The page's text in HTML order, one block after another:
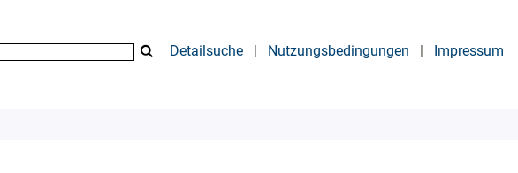
Detailsuche | Nutzungsbedingungen | Impressum